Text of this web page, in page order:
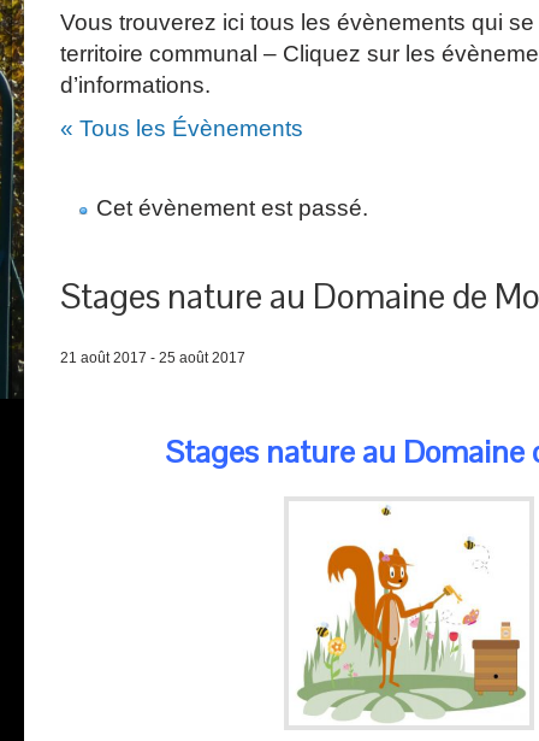
Vous trouverez ici tous les évènements qui
territoire communal – Cliquez sur les
d’informations.
« Tous les Évènements
Cet évènement est passé.
Stages nature au Domaine de
21 août 2017 - 25 août 2017
Stages nature au Domaine